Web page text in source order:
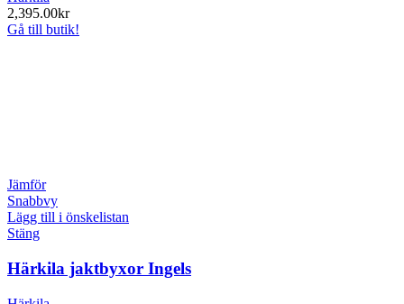
2,395.00kr
Gå till butik!
Jämför
Snabbvy
Lägg till i önskelistan
Stäng
Härkila jaktbyxor Ingels